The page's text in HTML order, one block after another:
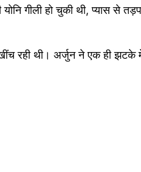
गीली हो चुकी थी, प्यास से
रही थी। अर्जुन ने एक ही